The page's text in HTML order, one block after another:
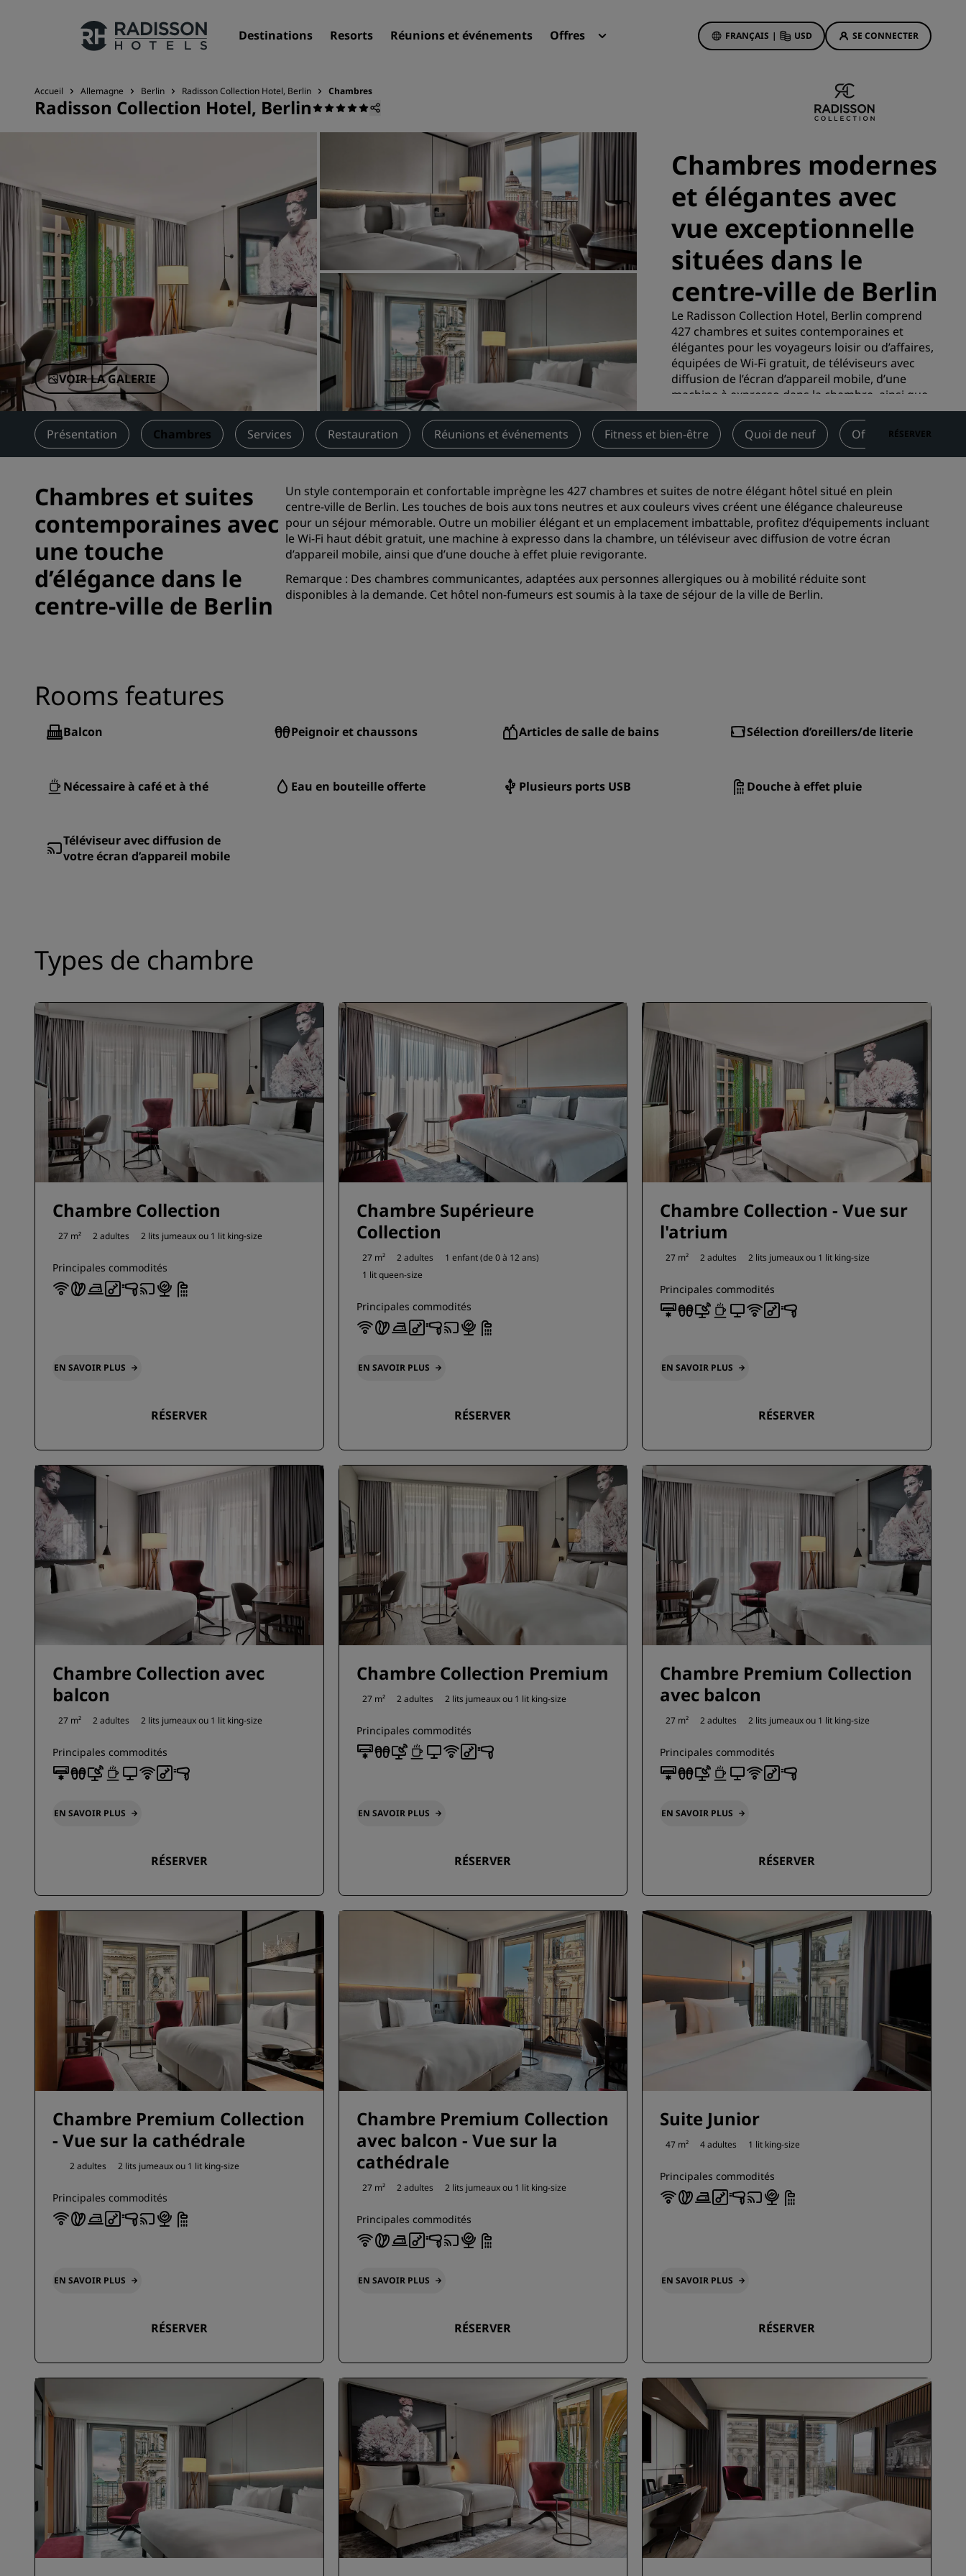
Destinations Resorts Réunions et événements Offres FRANÇAIS | USD SE CONNECTER
Nos enseignes
Marques affiliées en Chine
Destinations
Resorts
Appartements hôteliers
Hôtels d'aéroport
Nouveaux et futurs hôtels
Réunions et événements
Découvrez Radisson Meetings
Réservez une salle de réunion
Demander un devis
Pour les événements
Solutions d’entreprise
Rechercher des vols
Rechercher des vols
Restaurants
Rechercher un restaurant
Services numériques
Application Radisson Hotels
Offres d'hôtels
La magie opère dès les premiers
Deals of the Day
Réservez à l’avance
Voir nos forfaits
Idées de voyage
Hôtels adaptés aux familles
Rad Pets
Espaces dédiés aux mariages
Séjours durables
Voyageur d'affaires
Hôtels du centre-ville
Radisson Rewards
Découvrez Radisson Rewards
Comment utiliser vos points
Comment gagner des points
Accueil Allemagne Berlin Radisson Collection Hotel, Berlin Chambres
Radisson Collection Hotel, Berlin
VOIR LA GALERIE
Chambres modernes
et élégantes avec
vue exceptionnelle
situées dans le
centre-ville de Berlin
Le Radisson Collection Hotel, Berlin comprend
427 chambres et suites contemporaines et
élégantes pour les voyageurs loisir ou d’affaires,
équipées de Wi-Fi gratuit, de téléviseurs avec
diffusion de l’écran d’appareil mobile, d’une
machine à expresso dans la chambre, ainsi que
d’une douche à effet pluie relaxante.
Arrivée 3:00pm Départ 12:00pm
Présentation Chambres Services Restauration Réunions et événements Fitness et bien-être Quoi de neuf Offres Avis
RÉSERVER
Chambres et suites
contemporaines avec
une touche
d’élégance dans le
centre-ville de Berlin
Un style contemporain et confortable imprègne les 427 chambres et suites de notre élégant hôtel situé en plein
centre-ville de Berlin. Les touches de bois aux tons neutres et aux couleurs vives créent une élégance chaleureuse
pour un séjour mémorable. Outre un mobilier élégant et un emplacement imbattable, profitez d’équipements incluant
le Wi-Fi haut débit gratuit, une machine à expresso dans la chambre, un téléviseur avec diffusion de votre écran
d’appareil mobile, ainsi que d’une douche à effet pluie revigorante.
Remarque : Des chambres communicantes, adaptées aux personnes allergiques ou à mobilité réduite sont
disponibles à la demande. Cet hôtel non-fumeurs est soumis à la taxe de séjour de la ville de Berlin.
Rooms features
Balcon Peignoir et chaussons Articles de salle de bains Sélection d’oreillers/de literie
Nécessaire à café et à thé Eau en bouteille offerte Plusieurs ports USB Douche à effet pluie
Téléviseur avec diffusion de
votre écran d’appareil mobile
Types de chambre
Chambre Collection
27 m² 2 adultes 2 lits jumeaux ou 1 lit king-size
Principales commodités
EN SAVOIR PLUS
RÉSERVER
Chambre Supérieure
Collection
27 m² 2 adultes
1 enfant (de 0 à 12 ans)
1 lit queen-size
Principales commodités
EN SAVOIR PLUS
RÉSERVER
Chambre Collection - Vue sur
l'atrium
27 m² 2 adultes 2 lits jumeaux ou 1 lit king-size
Principales commodités
EN SAVOIR PLUS
RÉSERVER
Chambre Collection avec
balcon
27 m² 2 adultes 2 lits jumeaux ou 1 lit king-size
Principales commodités
EN SAVOIR PLUS
RÉSERVER
Chambre Collection Premium
27 m² 2 adultes 2 lits jumeaux ou 1 lit king-size
Principales commodités
EN SAVOIR PLUS
RÉSERVER
Chambre Premium Collection
avec balcon
27 m² 2 adultes 2 lits jumeaux ou 1 lit king-size
Principales commodités
EN SAVOIR PLUS
RÉSERVER
Chambre Premium Collection
- Vue sur la cathédrale
2 adultes 2 lits jumeaux ou 1 lit king-size
Principales commodités
EN SAVOIR PLUS
RÉSERVER
Chambre Premium Collection
avec balcon - Vue sur la
cathédrale
27 m² 2 adultes 2 lits jumeaux ou 1 lit king-size
Principales commodités
EN SAVOIR PLUS
RÉSERVER
Suite Junior
47 m² 4 adultes 1 lit king-size
Principales commodités
EN SAVOIR PLUS
RÉSERVER